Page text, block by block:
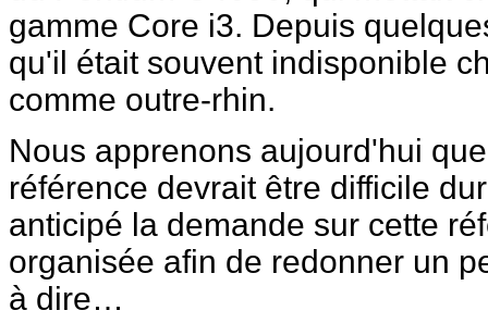
gamme Core i3. Depuis
qu'il était souvent indisponible
comme outre-rhin.
Nous apprenons aujourd'hui
référence devrait être difficile
anticipé la demande sur cette
organisée afin de redonner un
à dire…